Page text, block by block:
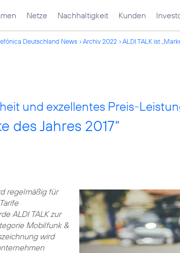
Netze Nachhaltigkeit Kunden
Deutschland News Archiv 2022 ALDI TALK ist
und exzellentes Preis-
des Jahres 2017“
regelmäßig für
ALDI TALK zur
Mobilfunk &
wird